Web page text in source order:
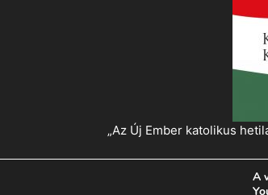
„Az Új Ember katolikus
© 2026 Magyar Kurír - Új
A